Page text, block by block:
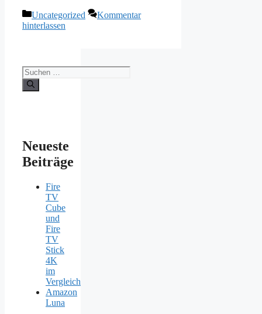
Kategorien
Uncategorized
Kommentar
hinterlassen
Suchen
nach:
Neueste
Beiträge
Fire
TV
Cube
und
Fire
TV
Stick
4K
im
Vergleich
Amazon
Luna